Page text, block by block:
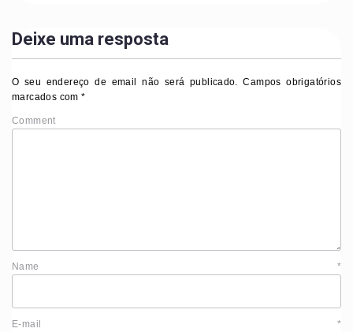
Deixe uma resposta
O seu endereço de email não será publicado.
Campos obrigatórios
marcados com*
Comment
Name *
E-mail *